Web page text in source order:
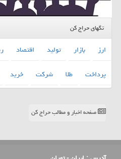
تگهای حراج کن
ارز بازار تولید اقتصاد
پرداخت
طلا شركت خرید
صفحه اخبار و مطالب حراج کن